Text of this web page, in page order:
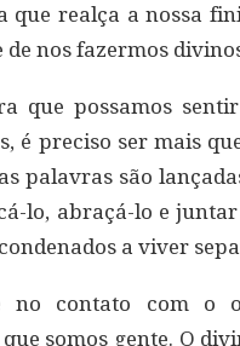
que realça a nossa
de nos fazermos
que possamos
é preciso ser mais
palavras são
lo, abraçá-lo e
a viver
no contato com o
somos gente. O